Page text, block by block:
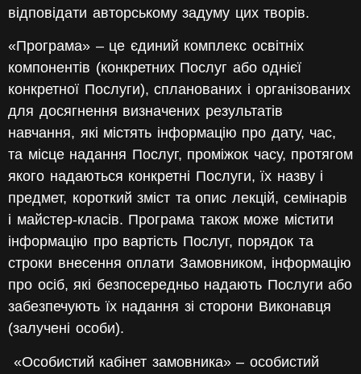
відповідати авторському задуму цих творів.
«Програма» – це єдиний комплекс освітніх
компонентів (конкретних Послуг або однієї
конкретної Послуги), спланованих і організованих
для досягнення визначених результатів
навчання, які містять інформацію про дату, час,
та місце надання Послуг, проміжок часу, протягом
якого надаються конкретні Послуги, їх назву і
предмет, короткий зміст та опис лекцій, семінарів
і майстер-класів. Програма також може містити
інформацію про вартість Послуг, порядок та
строки внесення оплати Замовником, інформацію
про осіб, які безпосередньо надають Послуги або
забезпечують їх надання зі сторони Виконавця
(залучені особи).
«Особистий кабінет замовника»– особистий